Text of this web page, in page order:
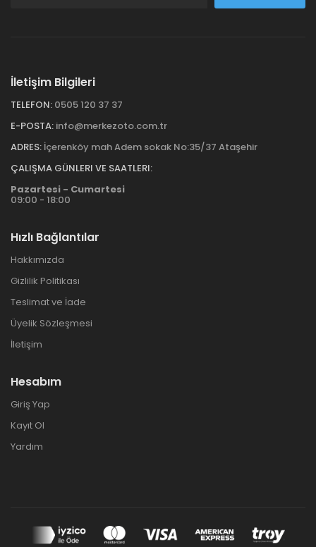
İletişim Bilgileri
TELEFON: 0505 120 37 37
E-POSTA: info@merkezoto.com.tr
ADRES: İçerenköy mah Adem sokak No:35/37 Ataşehir
ÇALIŞMA GÜNLERI VE SAATLERI:
Pazartesi - Cumartesi
09:00 - 18:00
Hızlı Bağlantılar
Hakkımızda
Gizlilik Politikası
Teslimat ve İade
Üyelik Sözleşmesi
İletişim
Hesabım
Giriş Yap
Kayıt Ol
Yardım